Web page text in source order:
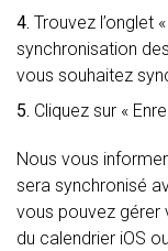
4. Trouvez l’onglet
synchronisation
vous souhaitez
5. Cliquez sur «
Nous vous
sera synchronisé
vous pouvez gérer
du calendrier iOS